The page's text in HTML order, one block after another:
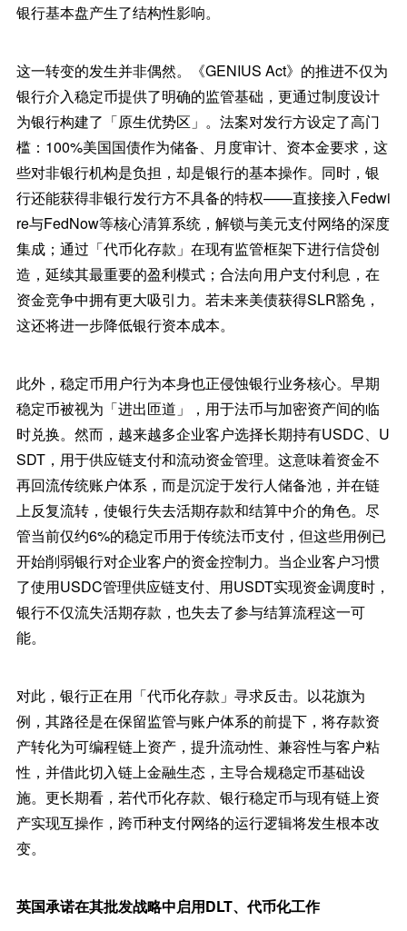
银行基本盘产生了结构性影响。
这一转变的发生并非偶然。《GENIUS Act》的推进不仅为
银行介入稳定币提供了明确的监管基础，更通过制度设计
为银行构建了「原生优势区」。法案对发行方设定了高门
槛：100%美国国债作为储备、月度审计、资本金要求，这
些对非银行机构是负担，却是银行的基本操作。同时，银
行还能获得非银行发行方不具备的特权——直接接入Fedwi
re与FedNow等核心清算系统，解锁与美元支付网络的深度
集成；通过「代币化存款」在现有监管框架下进行信贷创
造，延续其最重要的盈利模式；合法向用户支付利息，在
资金竞争中拥有更大吸引力。若未来美债获得SLR豁免，
这还将进一步降低银行资本成本。
此外，稳定币用户行为本身也正侵蚀银行业务核心。早期
稳定币被视为「进出匝道」，用于法币与加密资产间的临
时兑换。然而，越来越多企业客户选择长期持有USDC、U
SDT，用于供应链支付和流动资金管理。这意味着资金不
再回流传统账户体系，而是沉淀于发行人储备池，并在链
上反复流转，使银行失去活期存款和结算中介的角色。尽
管当前仅约6%的稳定币用于传统法币支付，但这些用例已
开始削弱银行对企业客户的资金控制力。当企业客户习惯
了使用USDC管理供应链支付、用USDT实现资金调度时，
银行不仅流失活期存款，也失去了参与结算流程这一可
能。
对此，银行正在用「代币化存款」寻求反击。以花旗为
例，其路径是在保留监管与账户体系的前提下，将存款资
产转化为可编程链上资产，提升流动性、兼容性与客户粘
性，并借此切入链上金融生态，主导合规稳定币基础设
施。更长期看，若代币化存款、银行稳定币与现有链上资
产实现互操作，跨币种支付网络的运行逻辑将发生根本改
变。
英国承诺在其批发战略中启用DLT、代币化工作